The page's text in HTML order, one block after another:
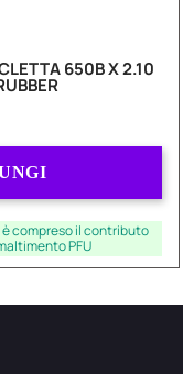
650B X 2.10
è compreso il contributo
PFU